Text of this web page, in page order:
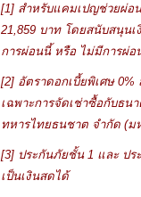
[1] สำหรับแคมเปญช่วยผ่อ
21,859 บาท โดยสนับสนุน
การผ่อนนี้ หรือ ไม่มีการผ่
[2] อัตราดอกเบี้ยพิเศษ
เฉพาะการจัดเช่าซื้อกับธน
ทหารไทยธนชาต จำกัด (ม
[3] ประกันภัยชั้น 1 และ ป
เป็นเงินสดได้